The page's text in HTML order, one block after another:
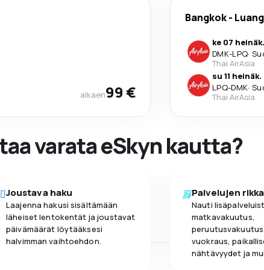
alkaen99 €
Bangkok-
ke 07 heinäk.
DMK-LPQ·
Thai AirAsia
su 11 heinäk.
LPQ-DMK·
Thai AirAsia
varata eSkyn kautta?
Joustava haku
Laajenna hakusi sisältämään
läheiset lentokentät ja joustavat
päivämäärät löytääksesi
halvimman vaihtoehdon.
Palvelujen
Nauti
matkavakuutus,
vuokraus,
nähtävyydet ja